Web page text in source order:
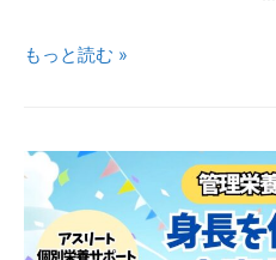
食
て
よ
っ
もっと読む »